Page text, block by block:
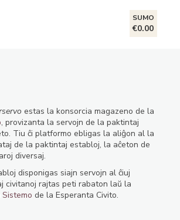
SUMO
€0.00
estas la konsorcia magazeno de la
, provizanta la servojn de la paktintaj
Tiu ĉi platformo ebligas la aliĝon al la
de la paktintaj establoj, la aĉeton de
diversaj.
disponigas siajn servojn al ĉiuj
civitanoj rajtas peti rabaton laŭ la
de la Esperanta Civito.